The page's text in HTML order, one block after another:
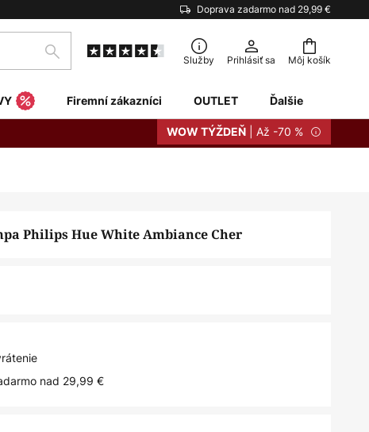
Doprava zadarmo nad 29,99 €
Môj košík
Hľadať Služby Prihlásiť sa
Firemní zákazníci OUTLET Ďalšie
WOW TÝŽDEŇ | Až -70 %
Philips Hue White Ambiance Cher
nad 29,99 €